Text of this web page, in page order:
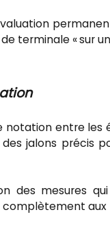
terminale « sur
notation entre
jalons précis
des mesures
aux